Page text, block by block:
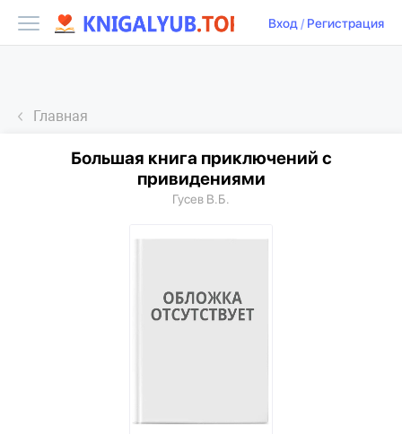
Вход/ Регистрация
Главная
Большая книга приключений с
привидениями
Гусев В.Б.